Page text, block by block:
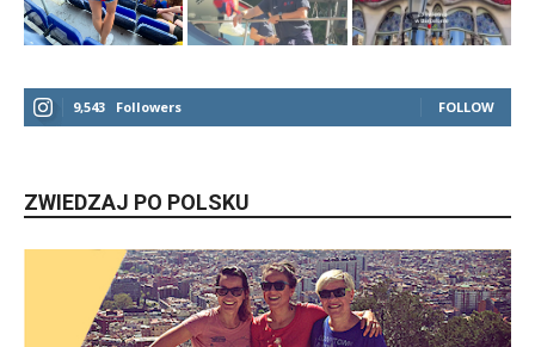
9,543 Followers FOLLOW
ZWIEDZAJ PO POLSKU